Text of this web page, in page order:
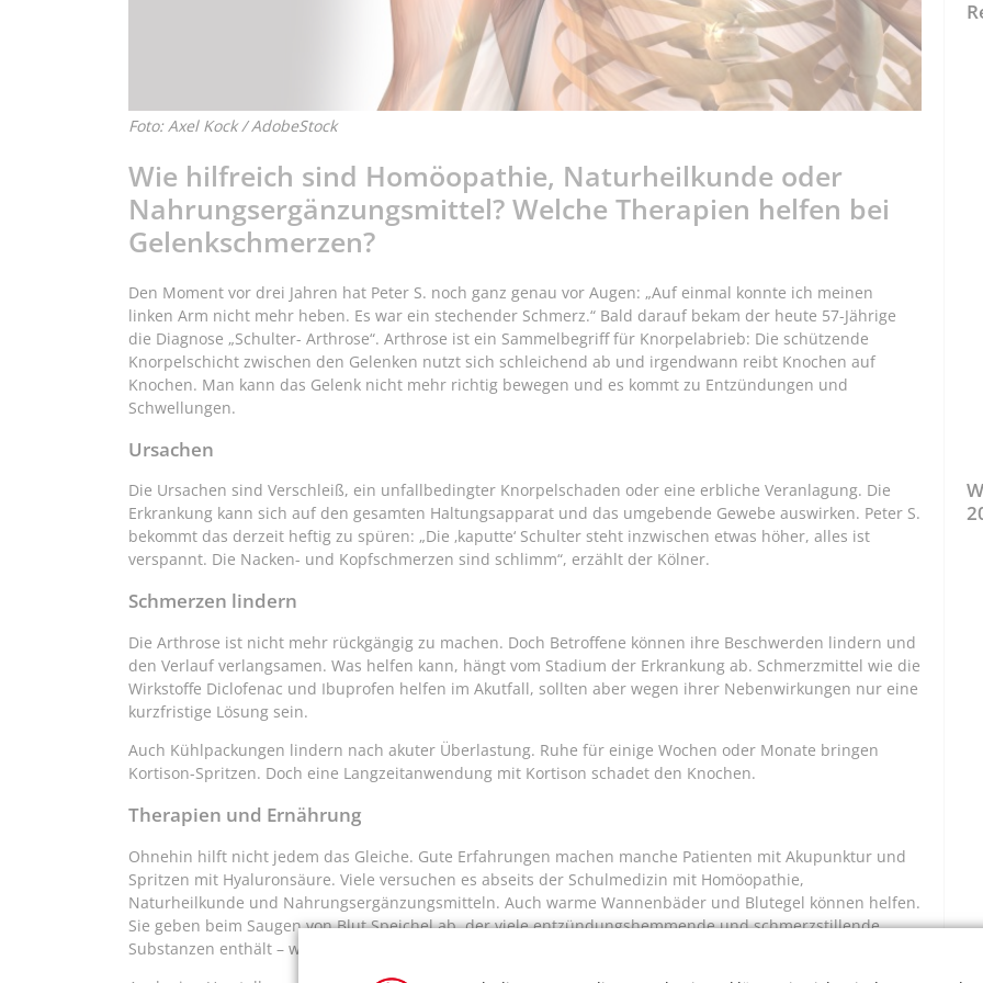
Foto: Axel Kock / AdobeStock
Wie hilfreich sind Homöopathie, Naturheilkunde oder
Nahrungsergänzungsmittel? Welche Therapien helfen bei
Gelenkschmerzen?
Den Moment vor drei Jahren hat Peter S. noch ganz genau vor Augen: „Auf einmal konnte ich meinen
linken Arm nicht mehr heben. Es war ein stechender Schmerz.“ Bald darauf bekam der heute 57-Jährige
die Diagnose „Schulter- Arthrose“. Arthrose ist ein Sammelbegriff für Knorpelabrieb: Die schützende
Knorpelschicht zwischen den Gelenken nutzt sich schleichend ab und irgendwann reibt Knochen auf
Knochen. Man kann das Gelenk nicht mehr richtig bewegen und es kommt zu Entzündungen und
Schwellungen.
Ursachen
Die Ursachen sind Verschleiß, ein unfallbedingter Knorpelschaden oder eine erbliche Veranlagung. Die
Erkrankung kann sich auf den gesamten Haltungsapparat und das umgebende Gewebe auswirken. Peter S.
bekommt das derzeit heftig zu spüren: „Die ‚kaputte‘ Schulter steht inzwischen etwas höher, alles ist
verspannt. Die Nacken- und Kopfschmerzen sind schlimm“, erzählt der Kölner.
Schmerzen lindern
Die Arthrose ist nicht mehr rückgängig zu machen. Doch Betroffene können ihre Beschwerden lindern und
den Verlauf verlangsamen. Was helfen kann, hängt vom Stadium der Erkrankung ab. Schmerzmittel wie die
Wirkstoffe Diclofenac und Ibuprofen helfen im Akutfall, sollten aber wegen ihrer Nebenwirkungen nur eine
kurzfristige Lösung sein.
Auch Kühlpackungen lindern nach akuter Überlastung. Ruhe für einige Wochen oder Monate bringen
Kortison-Spritzen. Doch eine Langzeitanwendung mit Kortison schadet den Knochen.
Therapien und Ernährung
Ohnehin hilft nicht jedem das Gleiche. Gute Erfahrungen machen manche Patienten mit Akupunktur und
Spritzen mit Hyaluronsäure. Viele versuchen es abseits der Schulmedizin mit Homöopathie,
Naturheilkunde und Nahrungsergänzungsmitteln. Auch warme Wannenbäder und Blutegel können helfen.
Sie geben beim Saugen von Blut Speichel ab, der viele entzündungshemmende und schmerzstillende
Substanzen enthält – was wissenschaftlich belegt ist.